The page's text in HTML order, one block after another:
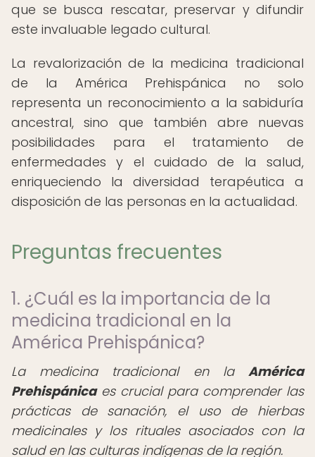
que se busca rescatar, preservar y difundir
este invaluable legado cultural.
La revalorización de la medicina tradicional
de la América Prehispánica no solo
representa un reconocimiento a la sabiduría
ancestral, sino que también abre nuevas
posibilidades para el tratamiento de
enfermedades y el cuidado de la salud,
enriqueciendo la diversidad terapéutica a
disposición de las personas en la actualidad.
Preguntas frecuentes
1. ¿Cuál es la importancia de la
medicina tradicional en la
América Prehispánica?
La medicina tradicional en la América
Prehispánicaes crucial para comprender las
prácticas de sanación, el uso de hierbas
medicinales y los rituales asociados con la
salud en las culturas indígenas de la región.